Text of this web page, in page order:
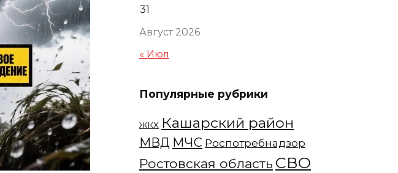
Август 2026
31
« Июл
Популярные рубрики
ЖКХ Кашарский район
МВД МЧС Роспотребнадзор
Ростовская область СВО